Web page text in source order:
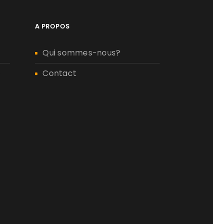
A PROPOS
Qui sommes-nous?
Contact